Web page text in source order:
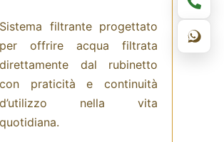
Sistema filtrante progettato
per offrire acqua filtrata
direttamente dal rubinetto
con praticità e continuità
d’utilizzo nella vita
quotidiana.